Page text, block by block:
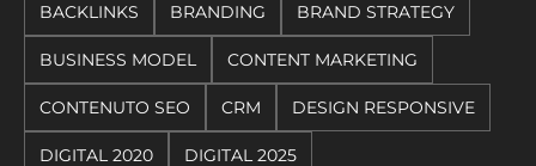
BACKLINKS BRANDING BRAND STRATEGY
BUSINESS MODEL CONTENT MARKETING
CONTENUTO SEO CRM DESIGN RESPONSIVE
DIGITAL 2020 DIGITAL 2025